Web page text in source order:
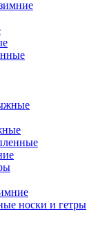
носки и гетры